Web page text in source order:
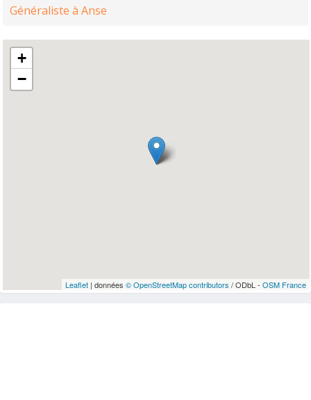
Généraliste à Anse
+
−
Leaflet| données © OpenStreetMap contributors / ODbL - OSM France